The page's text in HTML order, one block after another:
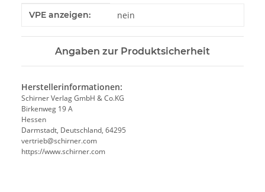
Produkteigenschaft
Wert
VPE anzeigen: nein
Angaben zur Produktsicherheit
Herstellerinformationen:
Schirner Verlag GmbH & Co.KG
Birkenweg 19 A
Hessen
Darmstadt, Deutschland, 64295
vertrieb@schirner.com
https://www.schirner.com